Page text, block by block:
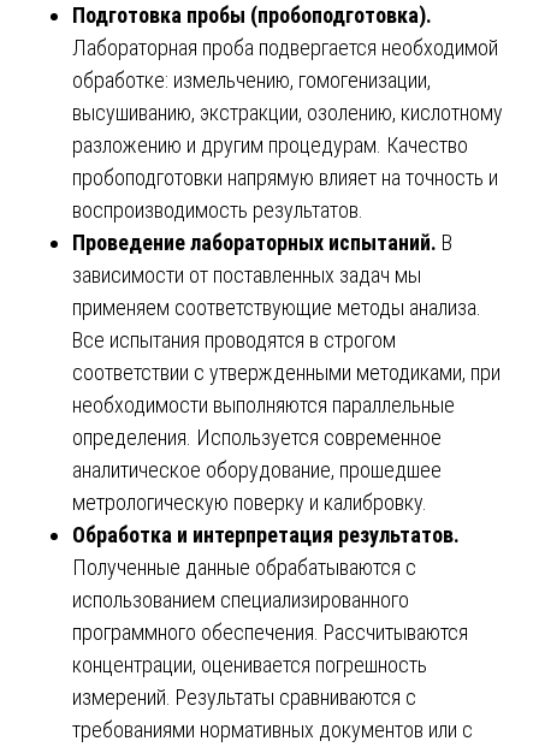
Подготовка пробы (пробоподготовка).
Лабораторная проба подвергается необходимой
обработке: измельчению, гомогенизации,
высушиванию, экстракции, озолению, кислотному
разложению и другим процедурам. Качество
пробоподготовки напрямую влияет на точность и
воспроизводимость результатов.
Проведение лабораторных испытаний. В
зависимости от поставленных задач мы
применяем соответствующие методы анализа.
Все испытания проводятся в строгом
соответствии с утвержденными методиками, при
необходимости выполняются параллельные
определения. Используется современное
аналитическое оборудование, прошедшее
метрологическую поверку и калибровку.
Обработка и интерпретация результатов.
Полученные данные обрабатываются с
использованием специализированного
программного обеспечения. Рассчитываются
концентрации, оценивается погрешность
измерений. Результаты сравниваются с
требованиями нормативных документов или с